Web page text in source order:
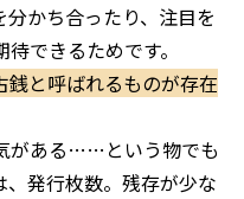
かち合ったり、注目を
できるためです。
と呼ばれるものが存在
がある……という物でも
発行枚数。残存が少な